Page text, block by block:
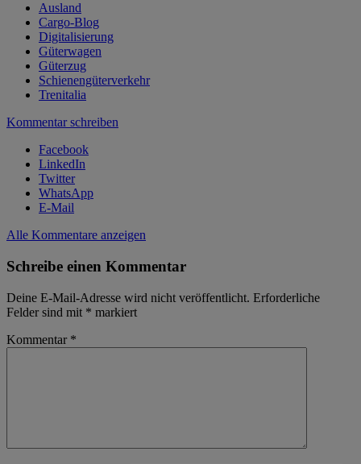
Ausland
Cargo-Blog
Digitalisierung
Güterwagen
Güterzug
Schienengüterverkehr
Trenitalia
Kommentar schreiben
Facebook
LinkedIn
Twitter
WhatsApp
E-Mail
Alle Kommentare anzeigen
Schreibe einen Kommentar
Deine E-Mail-Adresse wird nicht veröffentlicht. Erforderliche
Felder sind mit * markiert
Kommentar *